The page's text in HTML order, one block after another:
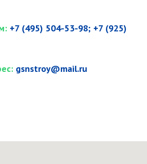
+7 (495) 504-53-98; +7 (925)
gsnstroy@mail.ru